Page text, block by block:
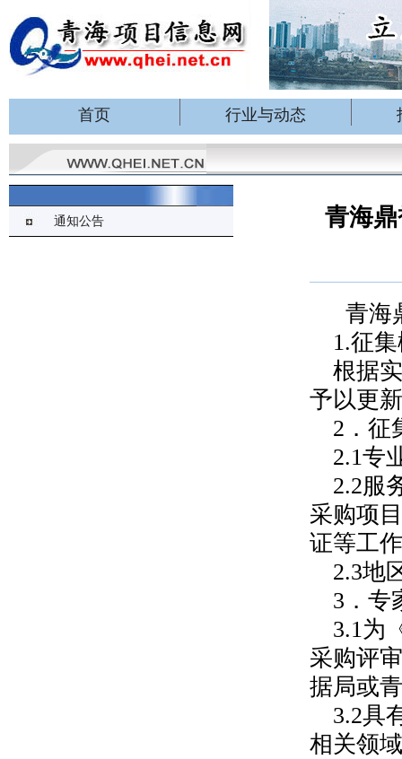
首页 行业与动态
通知公告 青海
青海
1.征
根据
予以更
2．征
2.1专
2.2服
采购项
证等工
2.3地
3．专
3.1为
采购评
据局或
3.2具
相关领